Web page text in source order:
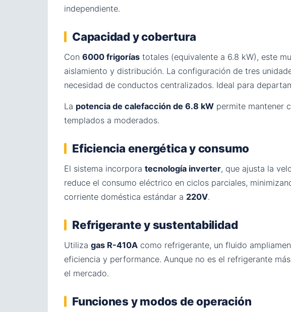
independiente.
Capacidad y cobertura
Con 6000 frigorías totales (equivalente a 6.8 kW), este
aislamiento y distribución. La configuración de tres
necesidad de conductos centralizados. Ideal para
La potencia de calefacción de 6.8 kW permite mantener
templados a moderados.
Eficiencia energética y consumo
El sistema incorpora tecnología inverter, que ajusta la
reduce el consumo eléctrico en ciclos parciales,
corriente doméstica estándar a 220V.
Refrigerante y sustentabilidad
Utiliza gas R-410A como refrigerante, un fluido
eficiencia y performance. Aunque no es el refrigerante
el mercado.
Funciones y modos de operación